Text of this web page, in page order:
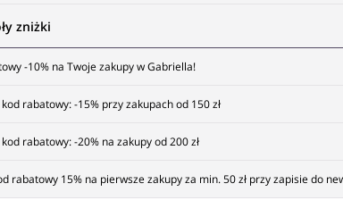
zniżki
-10% na Twoje zakupy w Gabriella!
rabatowy: -15% przy zakupach od 150 zł
rabatowy: -20% na zakupy od 200 zł
rabatowy 15% na pierwsze zakupy za min. 50 zł przy zapisie do